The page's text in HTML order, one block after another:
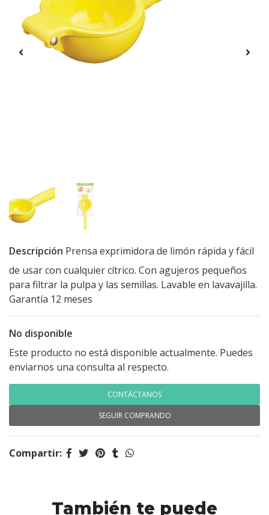
Descripción Prensa exprimidora de limón rápida y fácil
de usar con cualquier cítrico. Con agujeros pequeños
para filtrar la pulpa y las semillas. Lavable en lavavajilla.
Garantía 12 meses
No disponible
Este producto no está disponible actualmente. Puedes
enviarnos una consulta al respecto.
CONTÁCTANOS
SEGUIR COMPRANDO
Compartir:
También te puede